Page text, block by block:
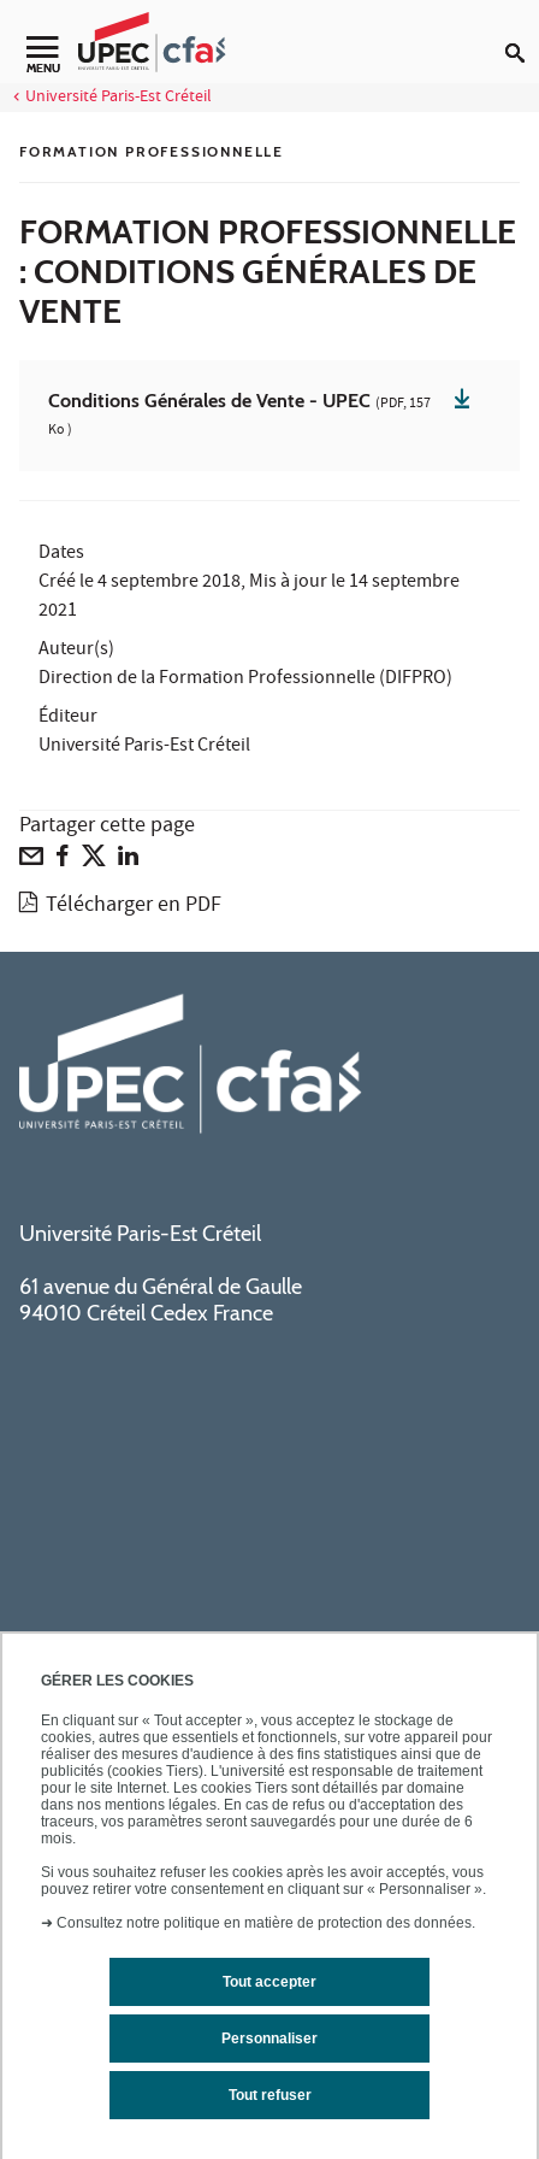
GÉRER LES COOKIES
En cliquant sur « Tout accepter », vous acceptez le stockage de
cookies, autres que essentiels et fonctionnels, sur votre appareil pour
réaliser des mesures d'audience à des fins statistiques ainsi que de
publicités (cookies Tiers). L'université est responsable de traitement
pour le site Internet. Les cookies Tiers sont détaillés par domaine
dans nos mentions légales. En cas de refus ou d'acceptation des
traceurs, vos paramètres seront sauvegardés pour une durée de 6
mois.
Si vous souhaitez refuser les cookies après les avoir acceptés, vous
pouvez retirer votre consentement en cliquant sur « Personnaliser ».
➜ Consultez notre politique en matière de protection des données.
Tout accepter
Tout refuser
Personnaliser
Aller au contenu
MENU
Université Paris-Est Créteil
FORMATION PROFESSIONNELLE
FORMATION PROFESSIONNELLE
: CONDITIONS GÉNÉRALES DE
VENTE
Conditions Générales de Vente - UPEC (PDF, 157
Ko )
Dates
Créé le4 septembre 2018, Mis à jour le14 septembre
2021
Auteur(s)
Direction de la Formation Professionnelle (DIFPRO)
Éditeur
Université Paris-Est Créteil
Partager cette page
Télécharger en PDF
Université Paris-Est Créteil
61 avenue du Général de Gaulle
94010 Créteil Cedex France
PRATIQUE
À PROPOS DE L'UPEC
SUIVEZ-NOUS
Mentions légales